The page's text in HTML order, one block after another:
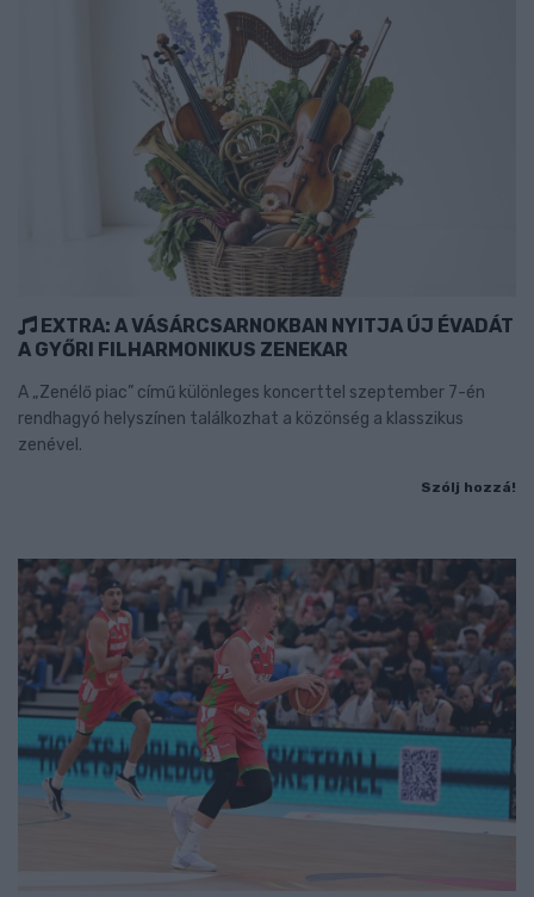
EXTRA: A VÁSÁRCSARNOKBAN NYITJA ÚJ ÉVADÁT
A GYŐRI FILHARMONIKUS ZENEKAR
A „Zenélő piac” című különleges koncerttel szeptember 7-én
rendhagyó helyszínen találkozhat a közönség a klasszikus
zenével.
Szólj hozzá!